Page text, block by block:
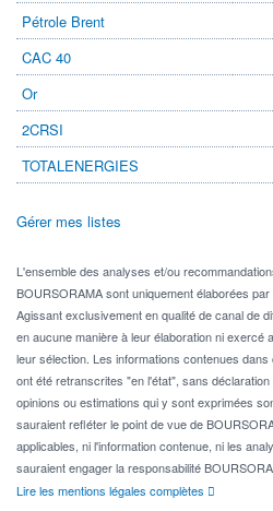
Pétrole Brent
CAC 40
Or
2CRSI
TOTALENERGIES
Gérer mes listes
L'ensemble des analyses et/ou
BOURSORAMA sont uniquement élaborées
Agissant exclusivement en qualité de canal de
en aucune manière à leur élaboration ni exercé
leur sélection. Les informations contenues
ont été retranscrites "en l'état", sans
opinions ou estimations qui y sont exprimées
sauraient refléter le point de vue de
applicables, ni l'information contenue, ni les
sauraient engager la responsabilité
Lire les mentions légales complètes